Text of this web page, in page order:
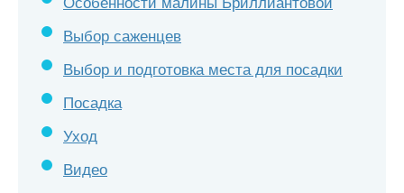
Выбор саженцев
Выбор и подготовка места для посадки
Посадка
Уход
Видео